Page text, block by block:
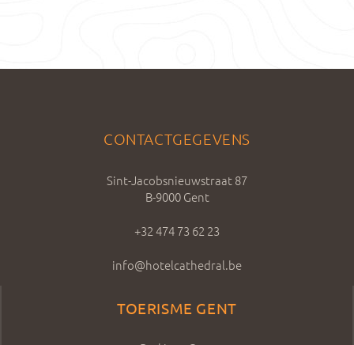
CONTACTGEGEVENS
Sint-Jacobsnieuwstraat 87
B-9000 Gent
+32 474 73 62 23
info@hotelcathedral.be
TOERISME GENT